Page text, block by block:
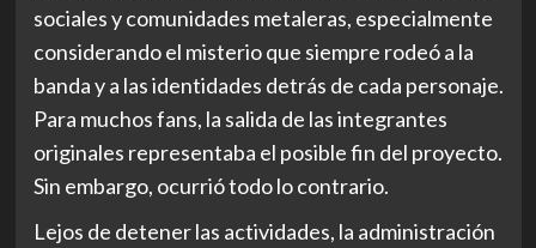
sociales y comunidades metaleras, especialmente
considerando el misterio que siempre rodeó a la
banda y a las identidades detrás de cada personaje.
Para muchos fans, la salida de las integrantes
originales representaba el posible fin del proyecto.
Sin embargo, ocurrió todo lo contrario.
Lejos de detener las actividades, la administración